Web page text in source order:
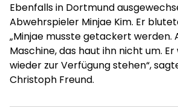
Ebenfalls in Dortmund
Abwehrspieler Minjae Kim. Er
„Minjae musste getackert werden.
Maschine, das haut ihn nicht um.
wieder zur Verfügung stehen“,
Christoph Freund.